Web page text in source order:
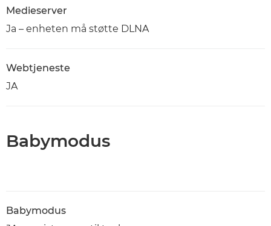
Medieserver
Ja – enheten må støtte DLNA
Webtjeneste
JA
Babymodus
Babymodus